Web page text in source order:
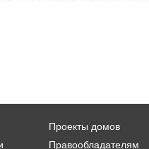
Проекты домов
Правообладателям